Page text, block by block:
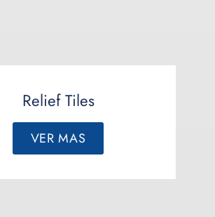
Relief Tiles
VER MAS